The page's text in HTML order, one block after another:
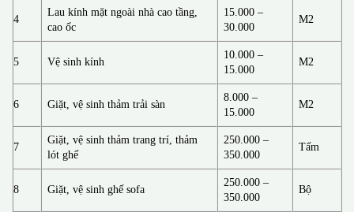
4
Lau kính mặt ngoài nhà cao tầng,
cao ốc
15.000 –
30.000
M2
5 Vệ sinh kính
10.000 –
15.000
M2
6 Giặt, vệ sinh thảm trải sàn
8.000 –
15.000
M2
7
Giặt, vệ sinh thảm trang trí, thảm
lót ghế
250.000 –
350.000
Tấm
8 Giặt, vệ sinh ghế sofa
250.000 –
350.000
Bộ